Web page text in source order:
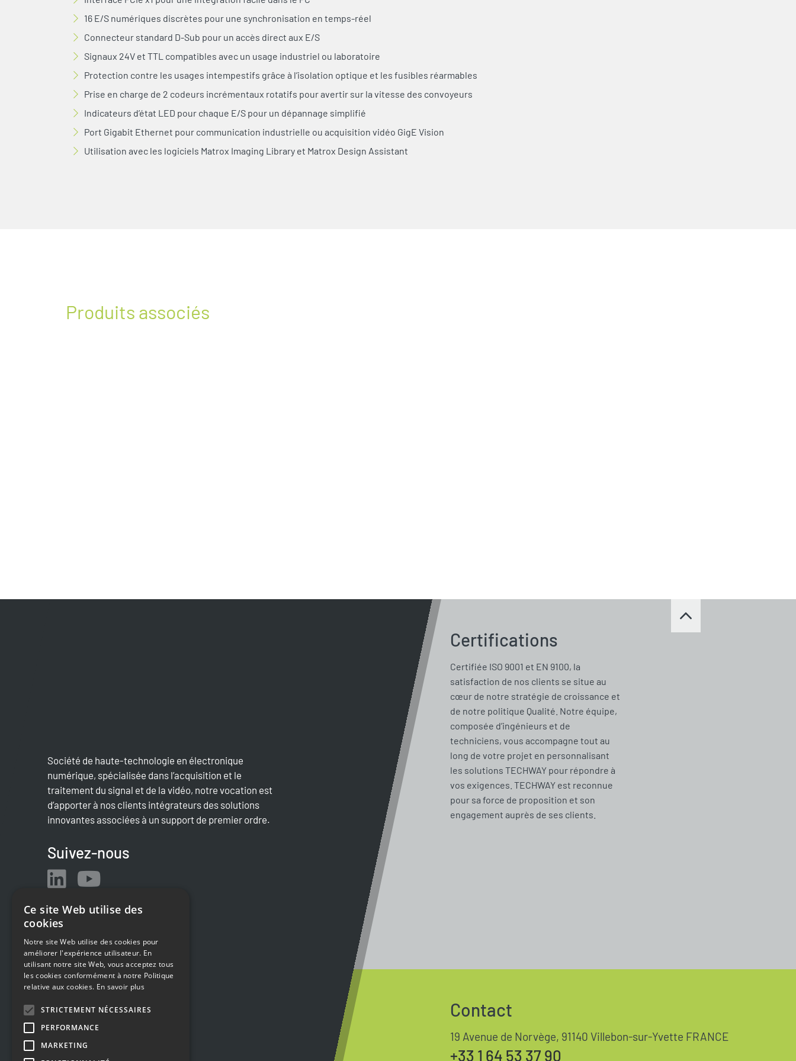
16 E/S numériques discrètes pour une synchronisation en temps-réel
Connecteur standard D-Sub pour un accès direct aux E/S
Signaux 24V et TTL compatibles avec un usage industriel ou laboratoire
Protection contre les usages intempestifs grâce à l’isolation optique et les fusibles réarmables
Prise en charge de 2 codeurs incrémentaux rotatifs pour avertir sur la vitesse des convoyeurs
Indicateurs d’état LED pour chaque E/S pour un dépannage simplifié
Port Gigabit Ethernet pour communication industrielle ou acquisition vidéo GigE Vision
Utilisation avec les logiciels Matrox Imaging Library et Matrox Design Assistant
Produits associés
Société de haute-technologie en électronique
numérique, spécialisée dans l’acquisition et le
traitement du signal et de la vidéo, notre vocation est
d’apporter à nos clients intégrateurs des solutions
innovantes associées à un support de premier ordre.
Suivez-nous
Certifications
Certifiée ISO 9001 et EN 9100, la
satisfaction de nos clients se situe au
cœur de notre stratégie de croissance et
de notre politique Qualité. Notre équipe,
composée d’ingénieurs et de
techniciens, vous accompagne tout au
long de votre projet en personnalisant
les solutions TECHWAY pour répondre à
vos exigences. TECHWAY est reconnue
pour sa force de proposition et son
engagement auprès de ses clients.
Contact
19 Avenue de Norvège, 91140 Villebon-sur-Yvette FRANCE
+33 1 64 53 37 90
Ce site Web utilise des
cookies
Notre site Web utilise des cookies pour
améliorer l'expérience utilisateur. En
utilisant notre site Web, vous acceptez tous
les cookies conformément à notre Politique
relative aux cookies. En savoir plus
STRICTEMENT NÉCESSAIRES
PERFORMANCE
MARKETING